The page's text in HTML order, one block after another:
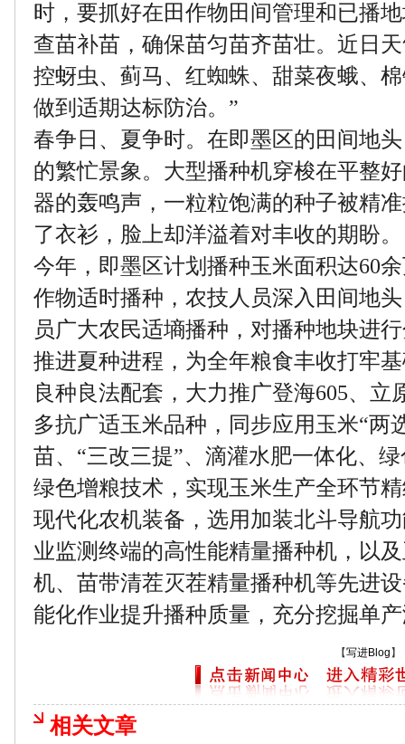
时，要抓好在田作物田间管理和已播
查苗补苗，确保苗匀苗齐苗壮。近日
控蚜虫、蓟马、红蜘蛛、甜菜夜蛾、
做到适期达标防治。”
春争日、夏争时。在即墨区的田间地
的繁忙景象。大型播种机穿梭在平整
器的轰鸣声，一粒粒饱满的种子被精
了衣衫，脸上却洋溢着对丰收的期盼。
今年，即墨区计划播种玉米面积达60
作物适时播种，农技人员深入田间地
员广大农民适墒播种，对播种地块进
推进夏种进程，为全年粮食丰收打牢
良种良法配套，大力推广登海605、立
多抗广适玉米品种，同步应用玉米“两
苗、“三改三提”、滴灌水肥一体化、
绿色增粮技术，实现玉米生产全环节
现代化农机装备，选用加装北斗导航
业监测终端的高性能精量播种机，以
机、苗带清茬灭茬精量播种机等先进
能化作业提升播种质量，充分挖掘单
【写进Blog 】
相关文章